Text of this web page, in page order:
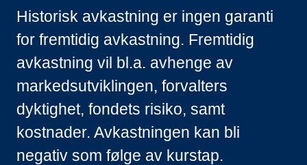
Historisk avkastning er ingen garanti
for fremtidig avkastning. Fremtidig
avkastning vil bl.a. avhenge av
markedsutviklingen, forvalters
dyktighet, fondets risiko, samt
kostnader. Avkastningen kan bli
negativ som følge av kurstap.